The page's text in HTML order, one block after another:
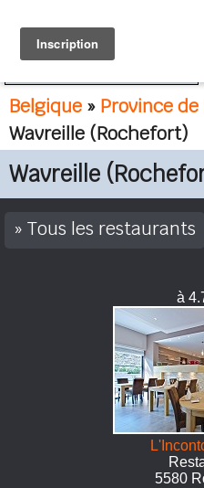
Belgique » Province
Wavreille (Rochefort)
Wavreille
Tous les restaurants
à
5580